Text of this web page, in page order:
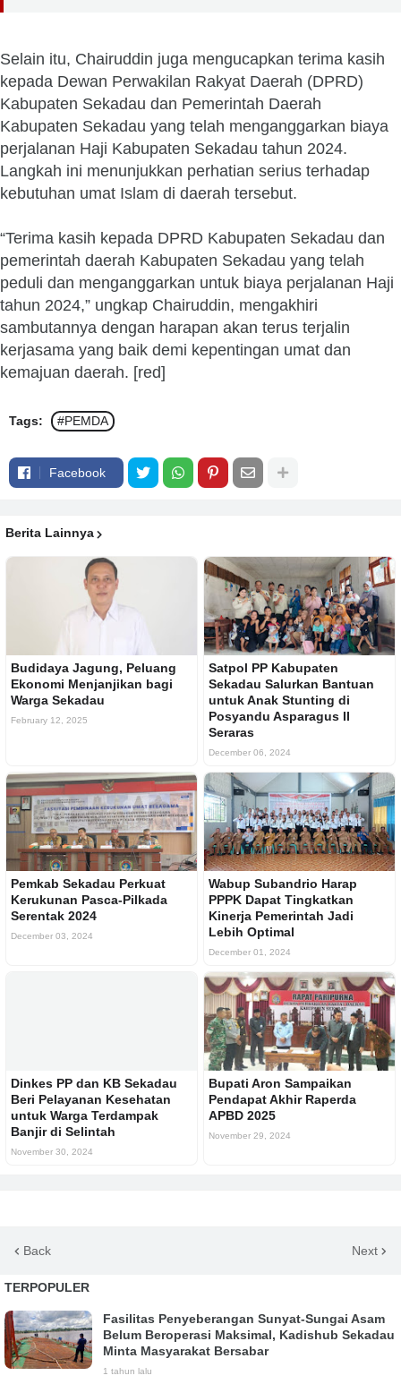
Selain itu, Chairuddin juga mengucapkan terima kasih
kepada Dewan Perwakilan Rakyat Daerah (DPRD)
Kabupaten Sekadau dan Pemerintah Daerah
Kabupaten Sekadau yang telah menganggarkan biaya
perjalanan Haji Kabupaten Sekadau tahun 2024.
Langkah ini menunjukkan perhatian serius terhadap
kebutuhan umat Islam di daerah tersebut.
“Terima kasih kepada DPRD Kabupaten Sekadau dan
pemerintah daerah Kabupaten Sekadau yang telah
peduli dan menganggarkan untuk biaya perjalanan Haji
tahun 2024,” ungkap Chairuddin, mengakhiri
sambutannya dengan harapan akan terus terjalin
kerjasama yang baik demi kepentingan umat dan
kemajuan daerah. [red]
Tags: #PEMDA
Facebook
Berita Lainnya
Budidaya Jagung, Peluang
Ekonomi Menjanjikan bagi
Warga Sekadau
February 12, 2025
Satpol PP Kabupaten
Sekadau Salurkan Bantuan
untuk Anak Stunting di
Posyandu Asparagus II
Seraras
December 06, 2024
Pemkab Sekadau Perkuat
Kerukunan Pasca-Pilkada
Serentak 2024
December 03, 2024
Wabup Subandrio Harap
PPPK Dapat Tingkatkan
Kinerja Pemerintah Jadi
Lebih Optimal
December 01, 2024
Dinkes PP dan KB Sekadau
Beri Pelayanan Kesehatan
untuk Warga Terdampak
Banjir di Selintah
November 30, 2024
Bupati Aron Sampaikan
Pendapat Akhir Raperda
APBD 2025
November 29, 2024
Back Next
TERPOPULER
Fasilitas Penyeberangan Sunyat-Sungai Asam
Belum Beroperasi Maksimal, Kadishub Sekadau
Minta Masyarakat Bersabar
1 tahun lalu